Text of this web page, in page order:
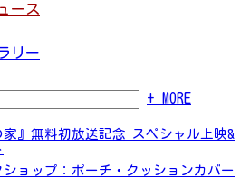
ース
リー
+ MORE
家』無料初放送記念 スペシャル上映&
ショップ：ポーチ・クッションカバー